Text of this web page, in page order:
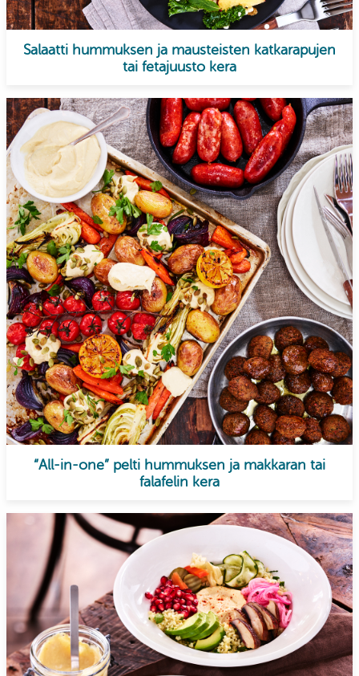
Salaatti hummuksen ja mausteisten katkarapujen
tai fetajuusto kera
“All-in-one” pelti hummuksen ja makkaran tai
falafelin kera